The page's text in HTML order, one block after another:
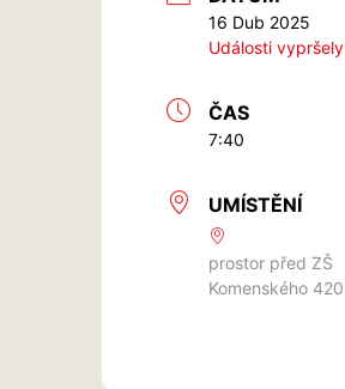
16 Dub 2025
Události vypršely
ČAS
7:40
UMÍSTĚNÍ
prostor před ZŠ
Komenského 420